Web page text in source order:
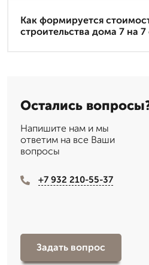
Как формируется
строительства дома 7 на
Остались
Напишите нам и мы
ответим на все Ваши
вопросы
+7 932 210-55-37
Задать вопрос